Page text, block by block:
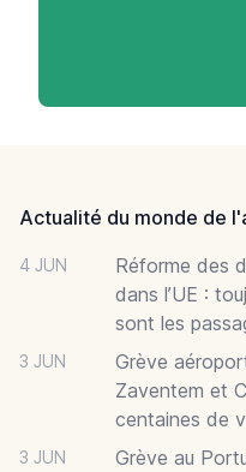
Actualité du monde de
4 JUN
Réforme des
dans l’UE :
sont les
3 JUN
Grève
Zaventem et
centaines de
3 JUN
Grève au